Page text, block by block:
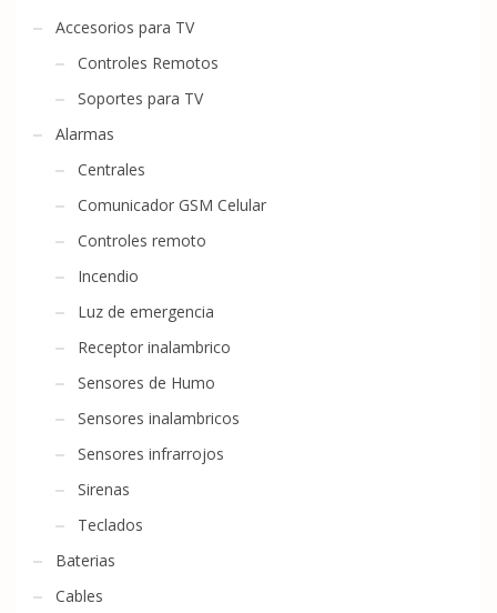
Accesorios para TV
Controles Remotos
Soportes para TV
Alarmas
Centrales
Comunicador GSM Celular
Controles remoto
Incendio
Luz de emergencia
Receptor inalambrico
Sensores de Humo
Sensores inalambricos
Sensores infrarrojos
Sirenas
Teclados
Baterias
Cables